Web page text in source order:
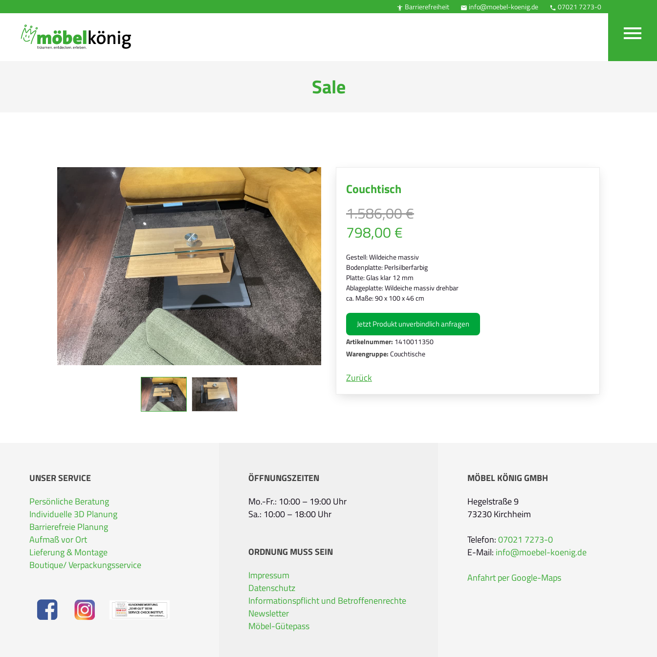
 Barrierefreiheit  info@moebel-koenig.de  07021 7273-0
Sale
Couchtisch
1.586,00 €
798,00 €
Gestell: Wildeiche massiv
Bodenplatte: Perlsilberfarbig
Platte: Glas klar 12 mm
Ablageplatte: Wildeiche massiv drehbar
ca. Maße: 90 x 100 x 46 cm
Jetzt Produkt unverbindlich anfragen
Artikelnummer: 1410011350
Warengruppe:Couchtische
Zurück
UNSER SERVICE
Persönliche Beratung
Individuelle 3D Planung
Barrierefreie Planung
Aufmaß vor Ort
Lieferung & Montage
Boutique/ Verpackungsservice
ÖFFNUNGSZEITEN
Mo.-Fr.: 10:00 – 19:00 Uhr
Sa.: 10:00 – 18:00 Uhr
ORDNUNG MUSS SEIN
Impressum
Datenschutz
Informationspflicht und Betroffenenrechte
Newsletter
Möbel-Gütepass
MÖBEL KÖNIG GMBH
Hegelstraße 9
73230 Kirchheim
Telefon:07021 7273-0
E-Mail: info@moebel-koenig.de
Anfahrt per Google-Maps
E-Mail-Adresse*
Bitte geben Sie eine gültige E-Mail-Adresse
Ihr Wunschtermin /